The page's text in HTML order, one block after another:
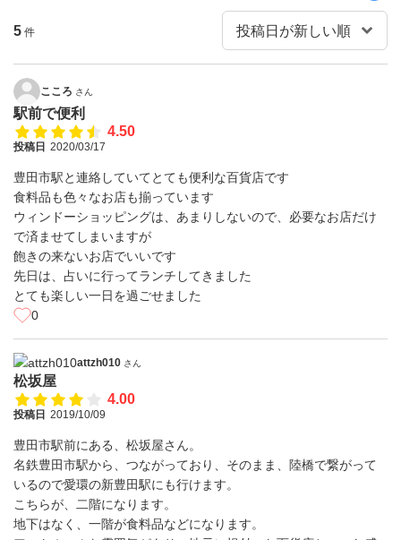
5 件
こころ さん
駅前で便利
4.50
投稿日 2020/03/17
豊田市駅と連絡していてとても便利な百貨店です
食料品も色々なお店も揃っています
ウィンドーショッピングは、あまりしないので、必要なお店だけ
で済ませてしまいますが
飽きの来ないお店でいいです
先日は、占いに行ってランチしてきました
とても楽しい一日を過ごせました
0
attzh010 さん
松坂屋
4.00
投稿日 2019/10/09
豊田市駅前にある、松坂屋さん。
名鉄豊田市駅から、つながっており、そのまま、陸橋で繋がって
いるので愛環の新豊田駅にも行けます。
こちらが、二階になります。
地下はなく、一階が食料品などになります。